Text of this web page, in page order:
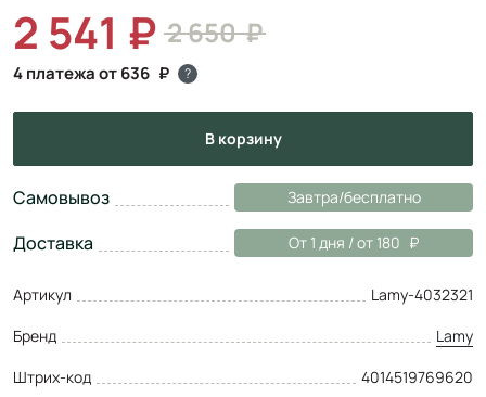
2 650
2 541
4 платежа от 636 ?
в корзину
Самовывоз Завтра/бесплатно
Доставка От 1 дня / от 180
Артикул
Lamy-4032321
Бренд
Lamy
Штрих-код
4014519769620